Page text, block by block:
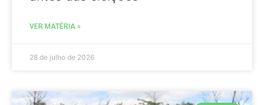
VER MATÉRIA »
28 de julho de 2026